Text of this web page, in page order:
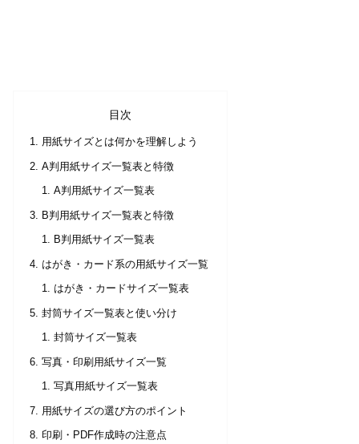
目次
用紙サイズとは何かを理解しよう
A判用紙サイズ一覧表と特徴
A判用紙サイズ一覧表
B判用紙サイズ一覧表と特徴
B判用紙サイズ一覧表
はがき・カード系の用紙サイズ一覧
はがき・カードサイズ一覧表
封筒サイズ一覧表と使い分け
封筒サイズ一覧表
写真・印刷用紙サイズ一覧
写真用紙サイズ一覧表
用紙サイズの選び方のポイント
印刷・PDF作成時の注意点